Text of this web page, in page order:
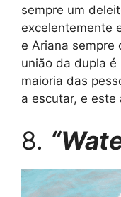
sempre um
excelentemente
e Ariana sempre
união da dupla é
maioria das
a escutar, e
8.